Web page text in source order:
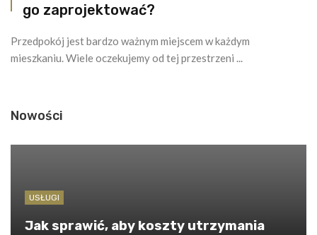
go zaprojektować?
Przedpokój jest bardzo ważnym miejscem w każdym
mieszkaniu. Wiele oczekujemy od tej przestrzeni ...
Nowości
USŁUGI
Jak sprawić, aby koszty utrzymania